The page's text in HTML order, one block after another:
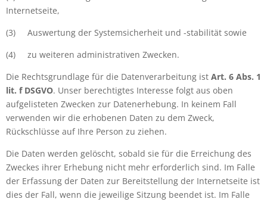
Internetseite,
(3) Auswertung der Systemsicherheit und -stabilität sowie
(4) zu weiteren administrativen Zwecken.
Die Rechtsgrundlage für die Datenverarbeitung ist Art. 6 Abs. 1
lit. f DSGVO. Unser berechtigtes Interesse folgt aus oben
aufgelisteten Zwecken zur Datenerhebung. In keinem Fall
verwenden wir die erhobenen Daten zu dem Zweck,
Rückschlüsse auf Ihre Person zu ziehen.
Die Daten werden gelöscht, sobald sie für die Erreichung des
Zweckes ihrer Erhebung nicht mehr erforderlich sind. Im Falle
der Erfassung der Daten zur Bereitstellung der Internetseite ist
dies der Fall, wenn die jeweilige Sitzung beendet ist. Im Falle